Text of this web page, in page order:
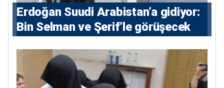
Erdoğan Suudi Arabistan’a gidiyor:
Bin Selman ve Şerif’le görüşecek